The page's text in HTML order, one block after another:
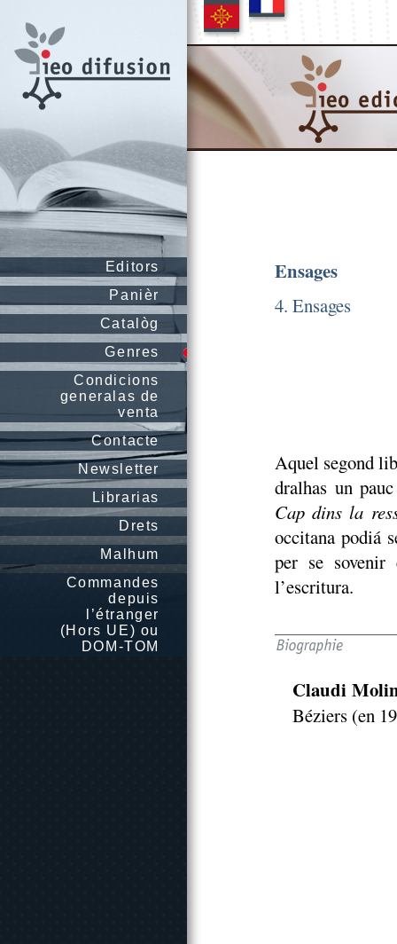
Editors
Panièr
Catalòg
Genres
Condicions
generalas de
venta
Contacte
Newsletter
Librarias
Drets
Malhum
Commandes
depuis
l’étranger
(Hors UE) ou
DOM-TOM
Ensages
4. Ensages
Aquel segond
dralhas un
Cap dins la
occitana podiá
per se
l’escritura.
Claudi
Béziers (en